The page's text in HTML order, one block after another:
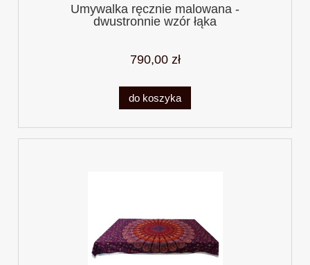
Umywalka ręcznie malowana -
dwustronnie wzór łąka
790,00 zł
do koszyka